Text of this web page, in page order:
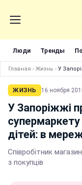
Люди Тренды
Главная › Жизнь › У
ЖИЗНЬ 16 ноября
У Запоріжжі
супермаркету
дітей: в
Співробітник
з покупців